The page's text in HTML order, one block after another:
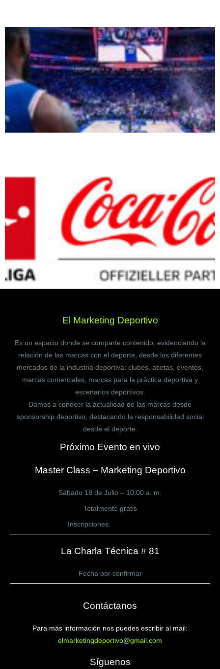
El Marketing Deportivo
Es un espacio donde se comparte contenido, evidenciando la
relación de las marcas con el deporte, desde los diferentes
mercados de la industria deportiva: clubes, atletas, eventos,
marcas comerciales, marcas para la práctica deportiva y
escenarios deportivos.
Damos a conocer la actualidad de las marcas desde
sponsorship deportivo, destacando la responsabilidad social
desde el deporte.
Próximo Evento en vivo
Master Class – Marketing Deportivo
Sábado 18 de Julio – 10:00 a. m.
Totalmente gratis
Inscripciones:
La Charla Técnica # 81
Fecha por confirmar
Contáctanos
Para más información nos puedes escribir al mail:
elmarketingdeportivo@gmail.com
Síguenos